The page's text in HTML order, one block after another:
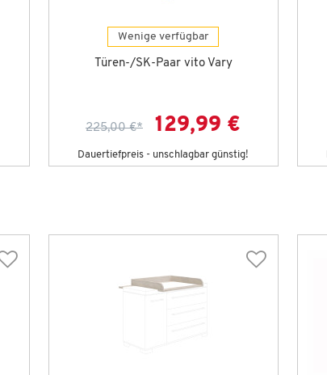
Wenige verfügbar
Türen-/SK-Paar vito Vary
225,00 €* 129,99 €
Dauertiefpreis - unschlagbar günstig!